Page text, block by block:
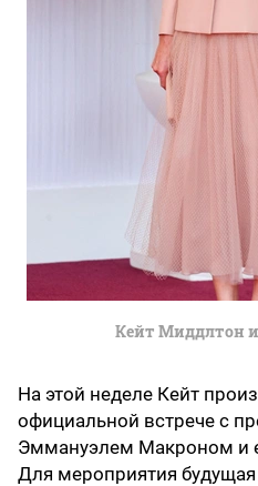
Кейт Миддлтон
На этой неделе Кейт
официальной встрече с
Эммануэлем Макроном и
Для мероприятия